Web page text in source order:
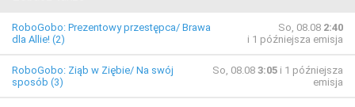
RoboGobo: Prezentowy przestępca/ Brawa
dla Allie! (2)
So, 08.08 2:40
i 1 późniejsza emisja
RoboGobo: Ziąb w Ziębie/ Na swój
sposób (3)
So, 08.08 3:05 i 1 późniejsza
emisja